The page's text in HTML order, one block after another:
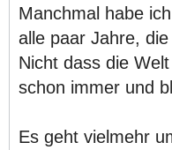
Manchmal habe
alle paar Jahre,
Nicht dass die
schon immer und
Es geht vielmehr